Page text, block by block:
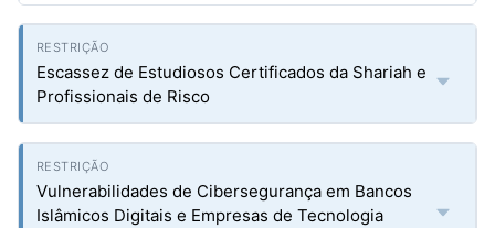
Escassez de Estudiosos Certificados da Shariah e
Profissionais de Risco
Vulnerabilidades de Cibersegurança em Bancos
Islâmicos Digitais e Empresas de Tecnologia